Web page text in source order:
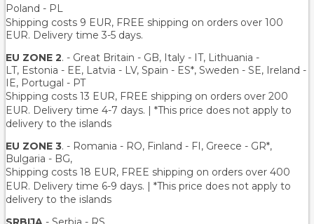
Poland - PL
Shipping costs 9 EUR, FREE shipping on orders over 100
EUR. Delivery time 3-5 days.
EU ZONE 2. - Great Britain - GB, Italy - IT, Lithuania -
LT, Estonia - EE, Latvia - LV, Spain - ES*, Sweden - SE, Ireland -
IE, Portugal - PT
Shipping costs 13 EUR, FREE shipping on orders over 200
EUR. Delivery time 4-7 days. | *This price does not apply to
delivery to the islands
EU ZONE 3. - Romania - RO, Finland - FI, Greece - GR*,
Bulgaria - BG,
Shipping costs 18 EUR, FREE shipping on orders over 400
EUR. Delivery time 6-9 days. | *This price does not apply to
delivery to the islands